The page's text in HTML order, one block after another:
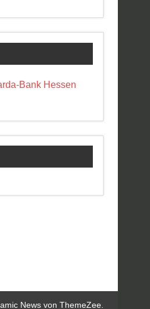
Bank Hessen
News von ThemeZee.